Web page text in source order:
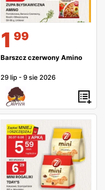
1 99
Barszcz czerwony Amino
29 lip -9 sie 2026